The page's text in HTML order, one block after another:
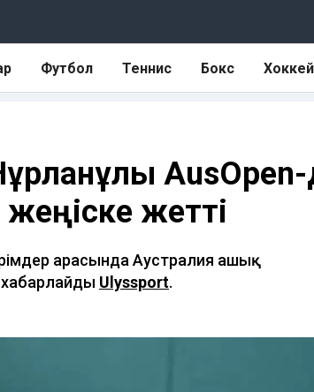
Футбол Теннис Бокс Хоккей
AusOpen-
жетті
арасында Аустралия ашық
Ulyssport.